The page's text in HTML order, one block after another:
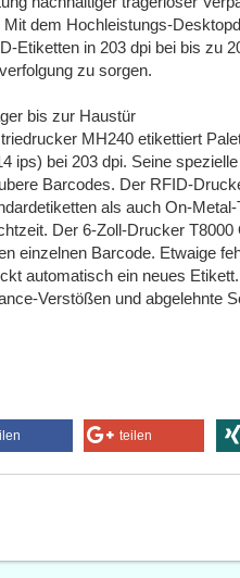
dem Hochleistungs-
Etiketten in 203 dpi bei bis zu
zu sorgen.
bis zur Haustür
MH240 etikettiert
ips) bei 203 dpi. Seine
Barcodes. Der RFID-
als auch On-
Der 6-Zoll-Drucker
einzelnen Barcode. Etwaige
automatisch ein neues
Verstößen und abgelehnte
teilen